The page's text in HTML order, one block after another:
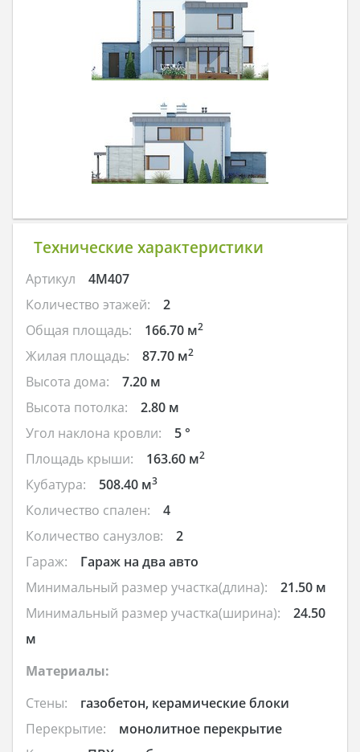
Технические характеристики
Артикул
4M407
Количество этажей:
2
Общая площадь:
166.70 м2
Жилая площадь: 87.70 м2
Высота дома:
7.20 м
Высота потолка:
2.80 м
Угол наклона кровли:
5 °
Площадь крыши:
163.60 м2
Кубатура: 508.40 м3
Количество спален:
4
Количество санузлов:
2
Гараж:
Гараж на два авто
Минимальный размер участка(длина):
21.50 м
Минимальный размер участка(ширина):
24.50
м
Материалы:
Стены:
газобетон, керамические блоки
Перекрытие:
монолитное перекрытие